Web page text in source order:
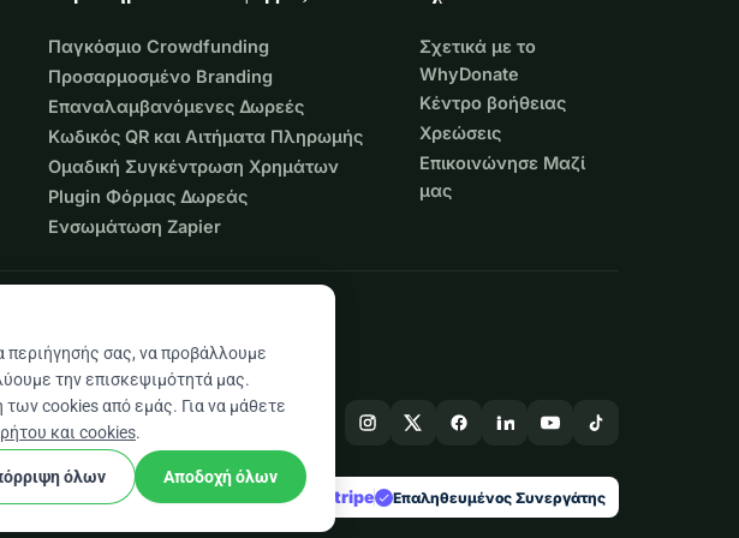
Παγκόσμιο Crowdfunding
Προσαρμοσμένο Branding
Επαναλαμβανόμενες Δωρεές
Κωδικός QR και Αιτήματα Πληρωμής
Ομαδική Συγκέντρωση Χρημάτων
Plugin Φόρμας Δωρεάς
Ενσωμάτωση Zapier
Σχετικά με το
WhyDonate
Κέντρο βοήθειας
Χρεώσεις
Επικοινώνησε Μαζί
μας
Κατασκευασμένο στην Ευρώπη stripe check Επαληθευμένος Συνεργάτης
περιήγησής σας, να προβάλλουμε
την επισκεψιμότητά μας.
cookies από εμάς. Για να μάθετε
και cookies.
όλων Αποδοχή όλων